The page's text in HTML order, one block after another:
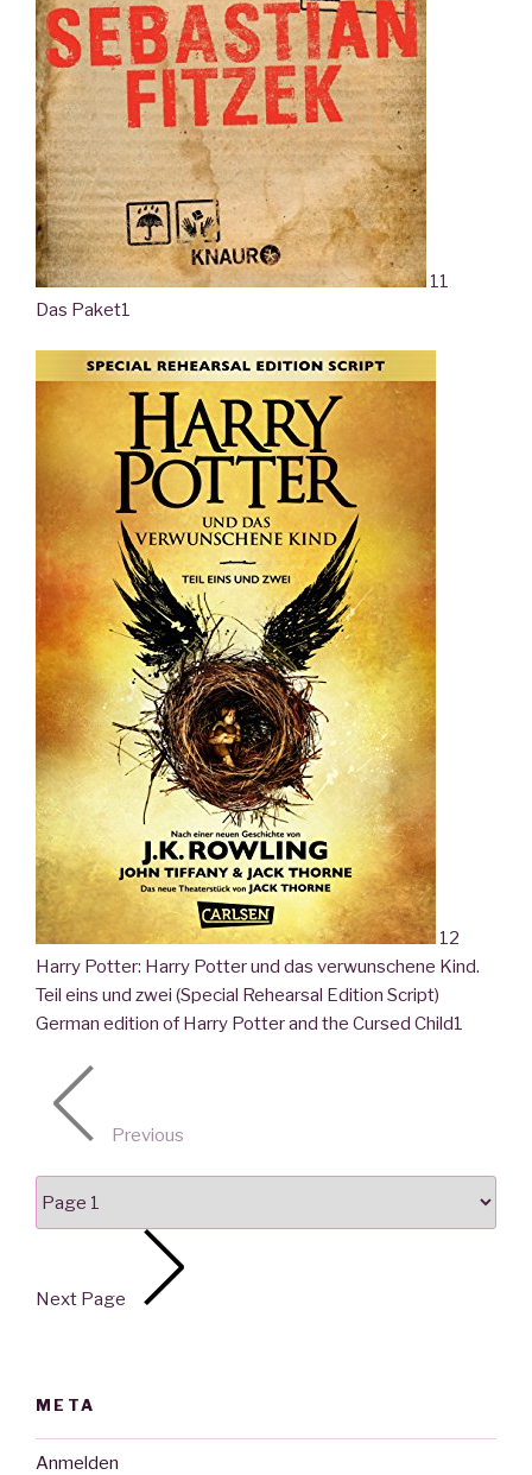
11
Das Paket1
12
Harry Potter: Harry Potter und das verwunschene Kind.
Teil eins und zwei (Special Rehearsal Edition Script)
German edition of Harry Potter and the Cursed Child1
Previous
Next Page
META
Anmelden